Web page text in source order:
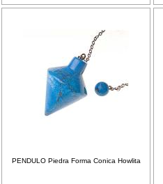
PENDULO Piedra Forma Conica Howlita